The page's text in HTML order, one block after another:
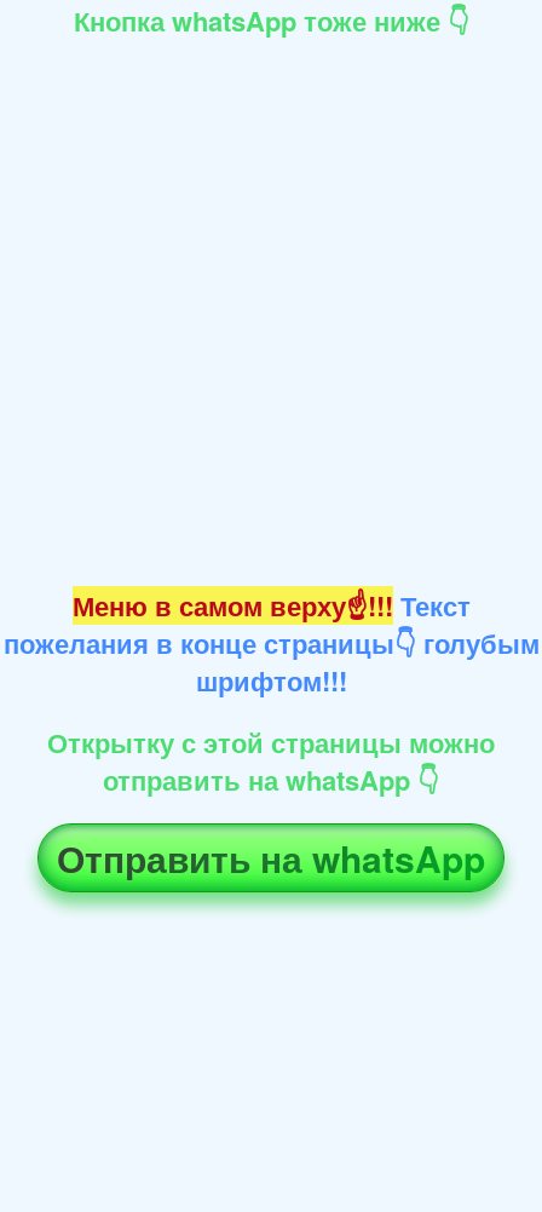
Кнопка whatsApp тоже ниже 👇
Меню в самом верху☝!!! Текст
пожелания в конце страницы👇 голубым
шрифтом!!!
Открытку с этой страницы можно
отправить на whatsApp 👇
Отправить на whatsApp